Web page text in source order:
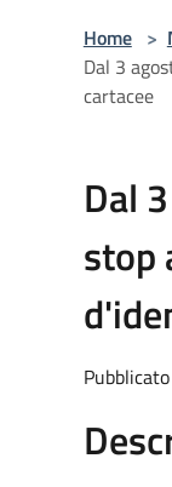
Home >
Dal 3
cartacee
Dal
stop